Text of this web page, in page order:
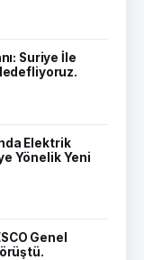
Suriye İle
Elektrik
Yönelik Yeni
Genel